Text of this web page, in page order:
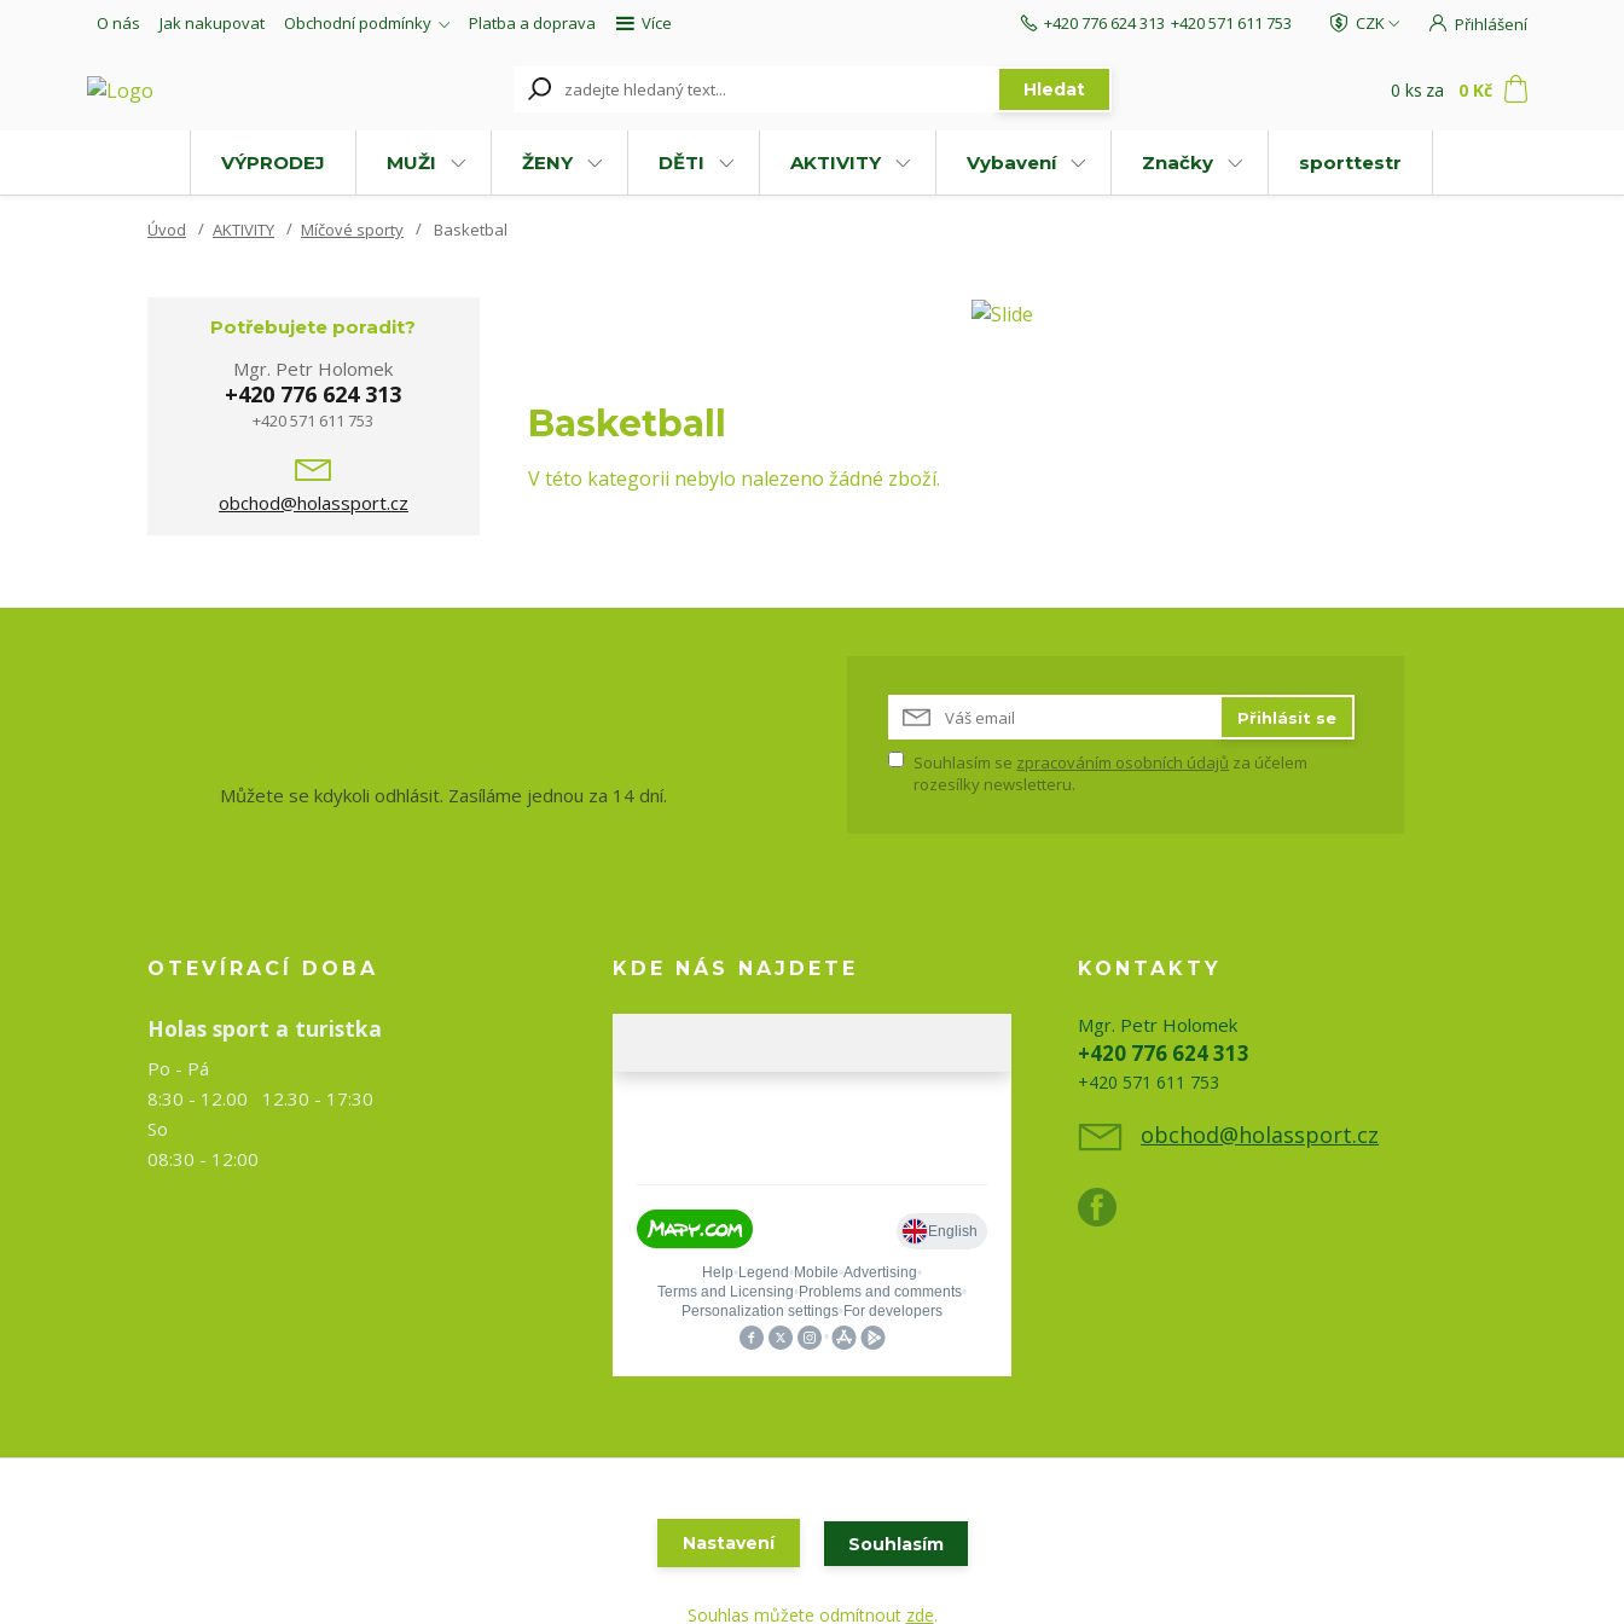
O nás Jak nakupovat Obchodní podmínky Platba a doprava Více CZK Přihlášení
Hledat
+420 776 624 313 +420 571 611 753
0 ks za 0 Kč
VÝPRODEJ MUŽI ŽENY DĚTI AKTIVITY Vybavení Značky sporttestr
Úvod AKTIVITY Míčové sporty Basketbal
Basketball
V této kategorii nebylo nalezeno žádné zboží.
Potřebujete poradit?
Mgr. Petr Holomek
+420 776 624 313
+420 571 611 753
obchod@holassport.cz
Můžete se kdykoli odhlásit. Zasíláme jednou za 14 dní.
Přihlásit se
Souhlasím se zpracováním osobních údajů za účelem
rozesílky newsletteru.
OTEVÍRACÍ DOBA
Holas sport a turistka
Po - Pá
8:30 - 12.00 12.30 - 17:30
So
08:30 - 12:00
KDE NÁS NAJDETE KONTAKTY
Mgr. Petr Holomek
+420 776 624 313
+420 571 611 753
obchod@holassport.cz
Holas sport a turistika 2020
Vytvořeno na
Nastavení Souhlasím
Souhlas můžete odmítnout zde.